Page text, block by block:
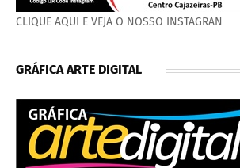
CLIQUE AQUI E VEJA O NOSSO INSTAGRAN
GRÁFICA ARTE DIGITAL